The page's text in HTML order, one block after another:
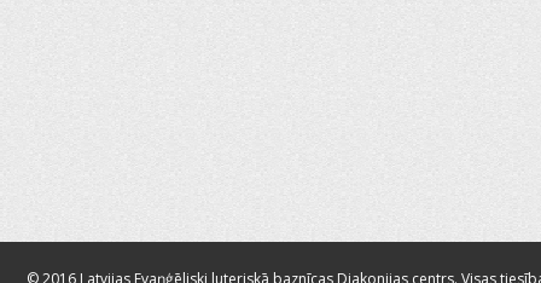
© 2016 Latvijas Evaņģēliski luteriskā baznīcas Diakonijas centrs. Visas